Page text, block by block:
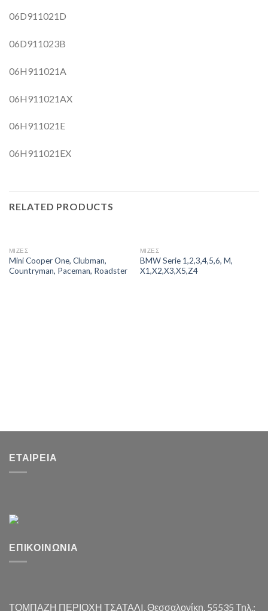
06D911021D
06D911023B
06H911021A
06H911021AX
06H911021E
06H911021EX
RELATED PRODUCTS
ΜΙΖΕΣ
Mini Cooper One, Clubman,
Countryman, Paceman, Roadster
ΜΙΖΕΣ
BMW Serie 1,2,3,4,5,6, M,
X1,X2,X3,X5,Z4
ΕΤΑΙΡΕΊΑ
ΕΠΙΚΟΙΝΩΝΊΑ
ΤΟΜΠΑΖΗ ΠΕΡΙΟΧΗ ΤΣΑΤΑΛI, Θεσσαλονίκη, 55535 Τηλ.: